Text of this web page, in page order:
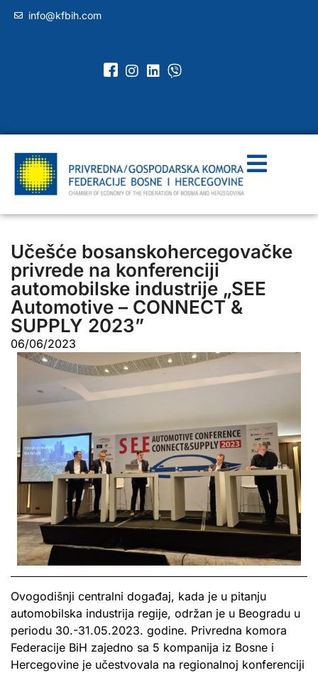
info@kfbih.com
Učešće bosanskohercegovačke
privrede na konferenciji
automobilske industrije „SEE
Automotive – CONNECT &
SUPPLY 2023”
06/06/2023
Ovogodišnji centralni događaj, kada je u pitanju
automobilska industrija regije, održan je u Beogradu u
periodu 30.-31.05.2023. godine. Privredna komora
Federacije BiH zajedno sa 5 kompanija iz Bosne i
Hercegovine je učestvovala na regionalnoj konferenciji